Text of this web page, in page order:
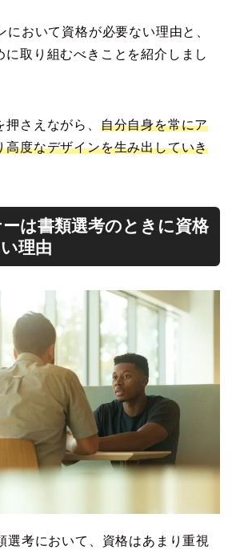
において資格が必要ない理由と、
に取り組むべきことを紹介しまし
さえながら、 自分自身を常にア
高度なデザインを生み出していき
は書類選考のときに資格
理由
選考において、資格はあまり重視